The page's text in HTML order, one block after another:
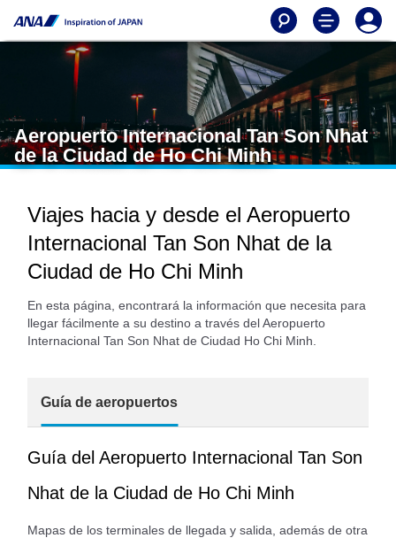
Aeropuerto Internacional Tan Son Nhat
de la Ciudad de Ho Chi Minh
Viajes hacia y desde el Aeropuerto
Internacional Tan Son Nhat de la
Ciudad de Ho Chi Minh
En esta página, encontrará la información que necesita para
llegar fácilmente a su destino a través del Aeropuerto
Internacional Tan Son Nhat de Ciudad Ho Chi Minh.
Guía de aeropuertos
Guía del Aeropuerto Internacional Tan Son
Nhat de la Ciudad de Ho Chi Minh
Mapas de los terminales de llegada y salida, además de otra